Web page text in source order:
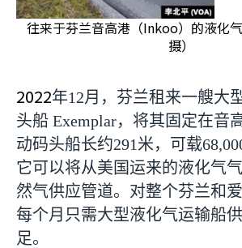
往来于芬兰音高港（Inkoo）的液化
摄）
2022年12月，芬兰租来一艘大
头船 Exemplar，将其固定在音
动码头船长约291米，可载
它可以将从美国运来的液化气
然气供应管道。对整个芬兰和爱
每个月只需大型液化气运输船
足。